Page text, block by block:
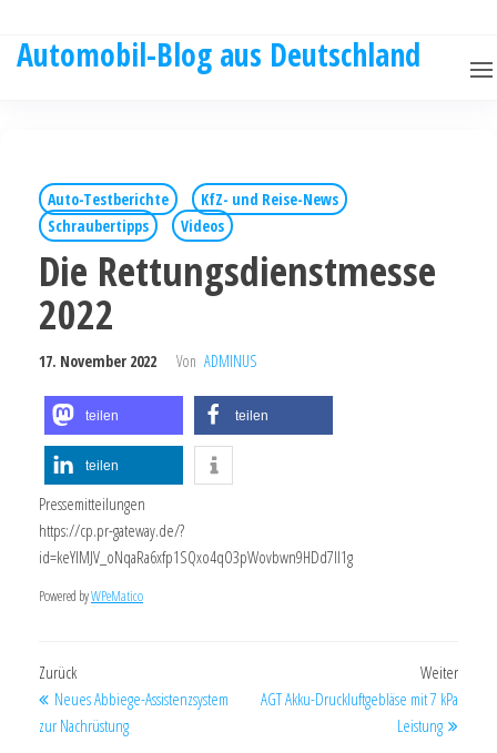
Automobil-Blog aus Deutschland
Auto-Testberichte
KfZ- und Reise-News
Schraubertipps
Videos
Die Rettungsdienstmesse
2022
17. November 2022 Von ADMINUS
teilen teilen
teilen
Pressemitteilungen
https://cp.pr-gateway.de/?
id=keYlMJV_oNqaRa6xfp1SQxo4qO3pWovbwn9HDd7Il1g
Powered byWPeMatico
Zurück
Neues Abbiege-Assistenzsystem
zur Nachrüstung
Weiter
AGT Akku-Druckluftgebläse mit 7 kPa
Leistung